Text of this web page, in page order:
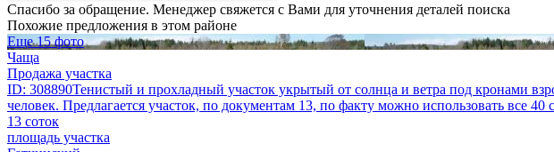
Спасибо за обращение. Менеджер свяжется с Вами для уточнения деталей поиска
Похожие предложения в этом районе
Еще 15 фото
Чаща
Продажа участка
ID: 308890Тенистый и прохладный участок укрытый от солнца и ветра под кронами
человек. Предлагается участок, по документам 13, по факту можно использовать все 40
13 соток
площадь участка